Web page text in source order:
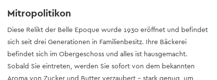
Mitropolitikon
Diese Relikt der Belle Epoque wurde 1930 eröffnet und befindet
sich seit drei Generationen in Familienbesitz. Ihre Bäckerei
befindet sich im Obergeschoss und alles ist hausgemacht.
Sobald Sie eintreten, werden Sie sofort von dem bekannten